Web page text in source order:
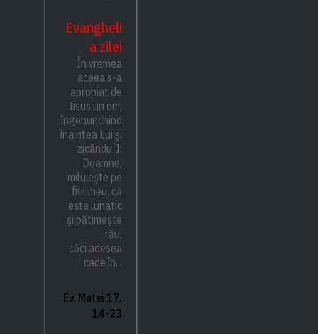
Evangheli
a zilei
În vremea
aceea s-a
apropiat de
Iisus un om,
îngenunchind
înaintea Lui și
zicându-I:
Doamne,
miluiește pe
fiul meu, că
este lunatic
și pătimește
rău,
căci adesea
cade în...
Ev. Matei 17,
14-23